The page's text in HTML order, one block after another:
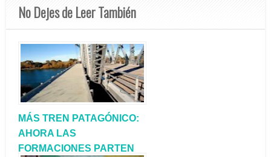
No Dejes de Leer También
MÁS TREN PATAGÓNICO:
AHORA LAS
FORMACIONES PARTEN